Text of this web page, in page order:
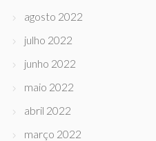
agosto 2022
julho 2022
junho 2022
maio 2022
abril 2022
março 2022